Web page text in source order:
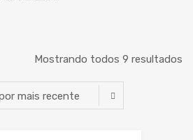
Mostrando todos 9 resultados